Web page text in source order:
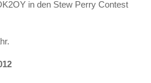
in den Stew Perry Contest